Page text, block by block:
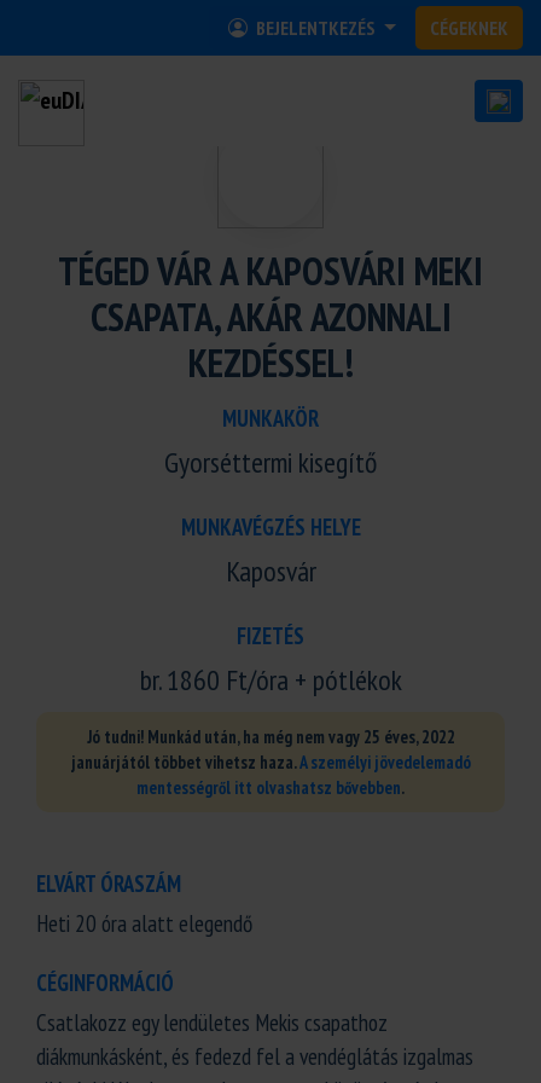
BEJELENTKEZÉS CÉGEKNEK
TÉGED VÁR A KAPOSVÁRI MEKI
CSAPATA, AKÁR AZONNALI
KEZDÉSSEL!
MUNKAKÖR
Gyorséttermi kisegítő
MUNKAVÉGZÉS HELYE
Kaposvár
FIZETÉS
br. 1860 Ft/óra + pótlékok
Jó tudni! Munkád után, ha még nem vagy 25 éves, 2022
januárjától többet vihetsz haza.A személyi jövedelemadó
mentességről itt olvashatsz bővebben.
ELVÁRT ÓRASZÁM
Heti 20 óra alatt elegendő
CÉGINFORMÁCIÓ
Csatlakozz egy lendületes Mekis csapathoz
diákmunkásként, és fedezd fel a vendéglátás izgalmas